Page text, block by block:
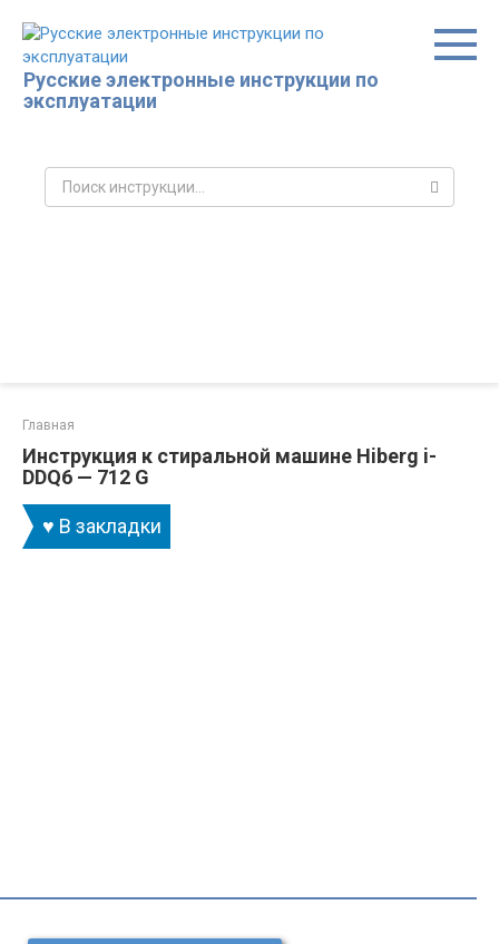
контенту
Русские электронные инструкции по
эксплуатации
Поиск:
Главная
Инструкция к стиральной машине Hiberg i-
DDQ6 — 712 G
♥ В закладки